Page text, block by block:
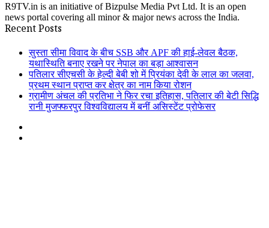
R9TV.in is an initiative of Bizpulse Media Pvt Ltd. It is an open
news portal covering all minor & major news across the India.
Recent Posts
सुस्ता सीमा विवाद के बीच SSB और APF की हाई-लेवल बैठक,
यथास्थिति बनाए रखने पर नेपाल का बड़ा आश्वासन
पतिलार सीएचसी के हेल्दी बेबी शो में प्रियंका देवी के लाल का जलवा,
प्रथम स्थान प्राप्त कर क्षेत्र का नाम किया रोशन
ग्रामीण अंचल की प्रतिभा ने फिर रचा इतिहास, पतिलार की बेटी सिद्धि
रानी मुजफ्फरपुर विश्वविद्यालय में बनीं असिस्टेंट प्रोफेसर